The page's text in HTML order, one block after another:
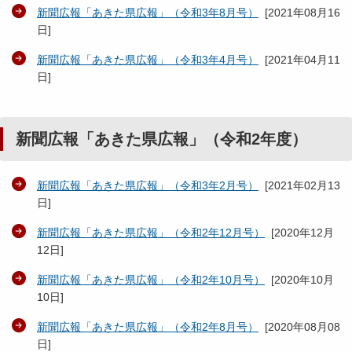
新聞広報「あきた県広報」（令和3年8月号） [2021年08月16
日]
新聞広報「あきた県広報」（令和3年4月号） [2021年04月11
日]
新聞広報「あきた県広報」（令和2年度）
新聞広報「あきた県広報」（令和3年2月号） [2021年02月13
日]
新聞広報「あきた県広報」（令和2年12月号） [2020年12月
12日]
新聞広報「あきた県広報」（令和2年10月号） [2020年10月
10日]
新聞広報「あきた県広報」（令和2年8月号） [2020年08月08
日]